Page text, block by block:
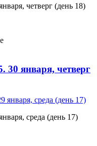
четверг (день 18)
30 января, четверг
среда (день 17)